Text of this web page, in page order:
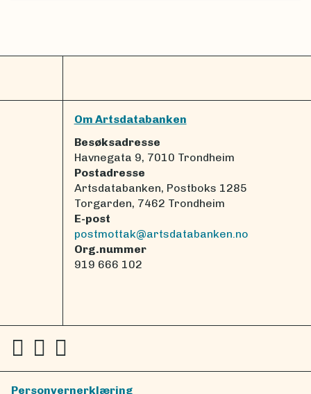
Om Artsdatabanken
Besøksadresse
Havnegata 9, 7010 Trondheim
Postadresse
Artsdatabanken, Postboks 1285
Torgarden, 7462 Trondheim
E-post
postmottak@artsdatabanken.no
Org.nummer
919 666 102
Personvernerklæring